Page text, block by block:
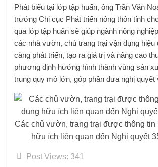
Phát biểu tại lớp tập huấn, ông Trần Văn
trưởng Chi cục Phát triển nông thôn tỉnh
qua lớp tập huấn sẽ giúp ngành nông
các nhà vườn, chủ trang trại vận dụng hiệu
càng phát triển, tạo ra giá trị và nâng cao
phương định hướng hình thành vùng sản
trung quy mô lớn, góp phần đưa nghị quyết
Các chủ vườn, trang trại được thông tin
hữu ích liên quan đến Nghị quyết
Post Views: 341